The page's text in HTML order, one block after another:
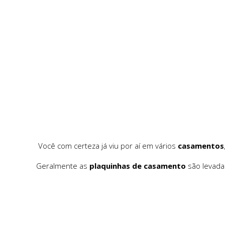
Você com certeza já viu por aí em vários casamentos
Geralmente as plaquinhas de casamento são